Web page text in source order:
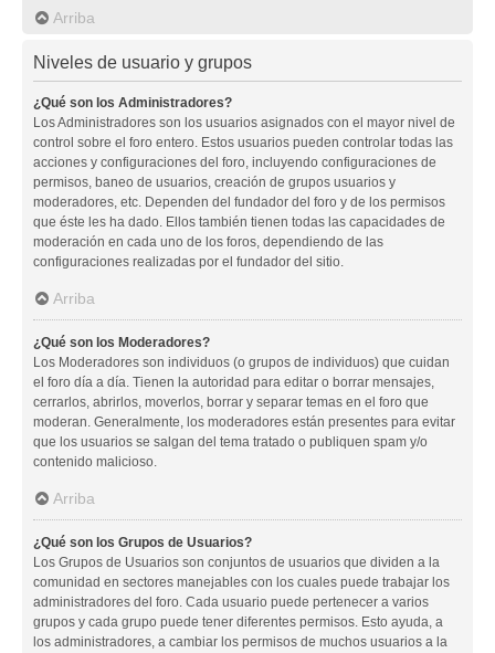
Arriba
Niveles de usuario y grupos
¿Qué son los Administradores?
Los Administradores son los usuarios asignados con el mayor nivel de
control sobre el foro entero. Estos usuarios pueden controlar todas las
acciones y configuraciones del foro, incluyendo configuraciones de
permisos, baneo de usuarios, creación de grupos usuarios y
moderadores, etc. Dependen del fundador del foro y de los permisos
que éste les ha dado. Ellos también tienen todas las capacidades de
moderación en cada uno de los foros, dependiendo de las
configuraciones realizadas por el fundador del sitio.
Arriba
¿Qué son los Moderadores?
Los Moderadores son individuos (o grupos de individuos) que cuidan
el foro día a día. Tienen la autoridad para editar o borrar mensajes,
cerrarlos, abrirlos, moverlos, borrar y separar temas en el foro que
moderan. Generalmente, los moderadores están presentes para evitar
que los usuarios se salgan del tema tratado o publiquen spam y/o
contenido malicioso.
Arriba
¿Qué son los Grupos de Usuarios?
Los Grupos de Usuarios son conjuntos de usuarios que dividen a la
comunidad en sectores manejables con los cuales puede trabajar los
administradores del foro. Cada usuario puede pertenecer a varios
grupos y cada grupo puede tener diferentes permisos. Esto ayuda, a
los administradores, a cambiar los permisos de muchos usuarios a la